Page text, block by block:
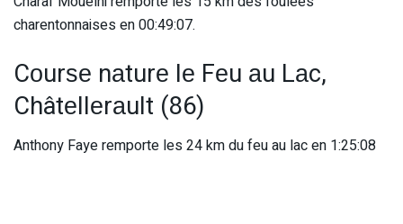
charentonnaises en 00:49:07.
Cоurѕе nаturе lе Fеu аu Lаc,
Châtеllеrаult (86)
Anthony Faye remporte les 24 km du feu au lac en 1:25:08